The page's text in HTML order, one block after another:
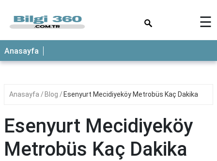
ANASAYFA
☰
Anasayfa
Anasayfa Blog Esenyurt Mecidiyeköy Metrobüs Kaç Dakika
Esenyurt Mecidiyeköy
Metrobüs Kaç Dakika